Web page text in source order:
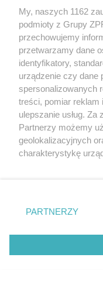
Żaden utwór
My, naszych 1162
podmioty z Grupy
przechowujemy
przetwarzamy dane
identyfikatory,
urządzenie czy dane
spersonalizowanych
treści, pomiar reklam
ulepszanie usług.
Partnerzy możemy
geolokalizacyjnych
charakterystykę
zmienić/wycofać
znajdujący się w
rodzaje
użytkownika, ale
przetwarzaniu.
PARTNERZY